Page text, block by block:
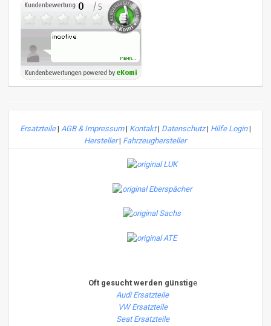
Ersatzteile| AGB & Impressum| Kontakt| Datenschutz| Hilfe Login|
Hersteller| Fahrzeughersteller
Oft gesucht werden günstige
Audi Ersatzteile
VW Ersatzteile
Seat Ersatzteile